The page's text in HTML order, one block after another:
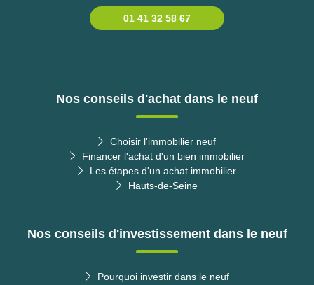
01 41 32 58 67
Nos conseils d'achat dans le neuf
Choisir l'immobilier neuf
Financer l'achat d'un bien immobilier
Les étapes d'un achat immobilier
Hauts-de-Seine
Nos conseils d'investissement dans le neuf
Pourquoi investir dans le neuf